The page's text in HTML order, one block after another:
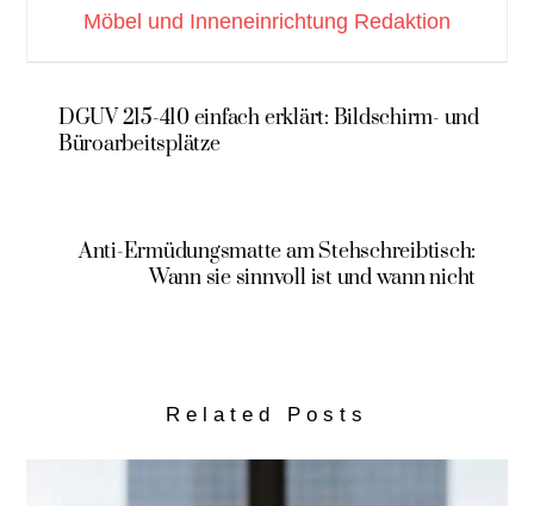
Möbel und Inneneinrichtung Redaktion
DGUV 215-410 einfach erklärt: Bildschirm- und
Büroarbeitsplätze
Anti-Ermüdungsmatte am Stehschreibtisch:
Wann sie sinnvoll ist und wann nicht
Related Posts